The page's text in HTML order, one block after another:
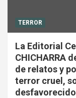
TERROR
La Editorial
CHICHARRA
de relatos y
terror cruel,